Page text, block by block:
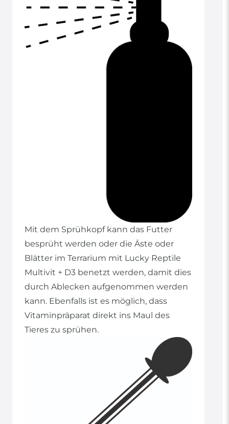
Mit dem Sprühkopf kann das Futter
besprüht werden oder die Äste oder
Blätter im Terrarium mit Lucky Reptile
Multivit + D3 benetzt werden, damit dies
durch Ablecken aufgenommen werden
kann. Ebenfalls ist es möglich, dass
Vitaminpräparat direkt ins Maul des
Tieres zu sprühen.